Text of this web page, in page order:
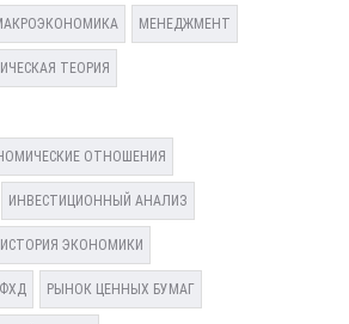
МЕНЕДЖМЕНТ
ТЕОРИЯ
ОТНОШЕНИЯ
ИНВЕСТИЦИОННЫЙ АНАЛИЗ
ИСТОРИЯ ЭКОНОМИКИ
РЫНОК ЦЕННЫХ БУМАГ